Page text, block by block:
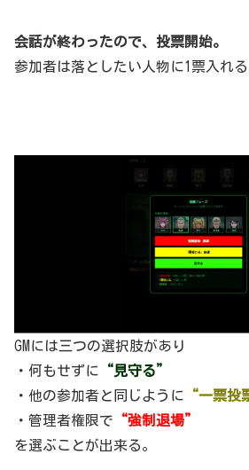
会話が終わったので、投票開始。
参加者は落としたい人物に1票入れる
GMには三つの選択肢があり
・何もせずに
“見守る”
・他の参加者と同じように
“一票投
・管理者権限で “強制退場”
を選ぶことが出来る。